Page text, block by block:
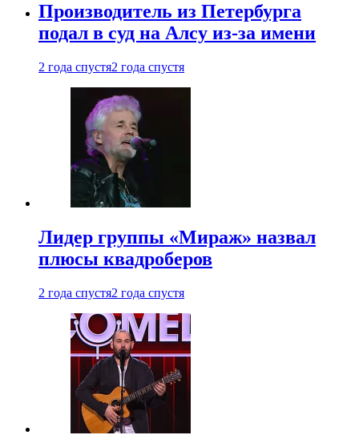
Производитель из Петербурга
подал в суд на Алсу из-за имени
2 года спустя2 года спустя
Лидер группы «Мираж» назвал
плюсы квадроберов
2 года спустя2 года спустя